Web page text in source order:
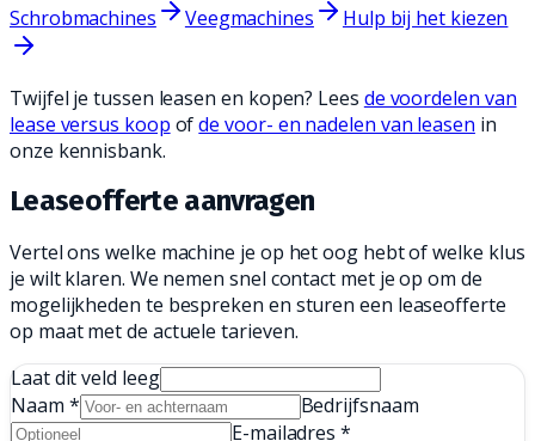
Schrobmachines Veegmachines Hulp bij het kiezen
Twijfel je tussen leasen en kopen? Lees de voordelen van
lease versus koop ofde voor- en nadelen van leasen in
onze kennisbank.
Leaseofferte aanvragen
Vertel ons welke machine je op het oog hebt of welke klus
je wilt klaren. We nemen snel contact met je op om de
mogelijkheden te bespreken en sturen een leaseofferte
op maat met de actuele tarieven.
Laat dit veld leeg
Naam *
Bedrijfsnaam
E-mailadres *